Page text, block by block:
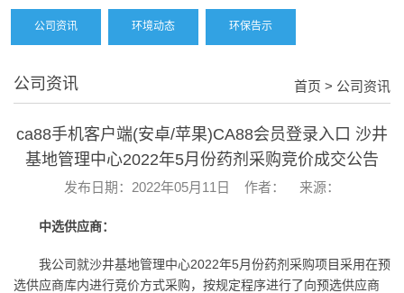
公司资讯 环境动态 环保告示
公司资讯 首页 > 公司资讯
ca88手机客户端(安卓/苹果)CA88会员登录入口 沙井
基地管理中心2022年5月份药剂采购竞价成交公告
发布日期：2022年05月11日 作者： 来源：
中选供应商：
我公司就沙井基地管理中心2022年5月份药剂采购项目采用在预
选供应商库内进行竞价方式采购，按规定程序进行了向预选供应商